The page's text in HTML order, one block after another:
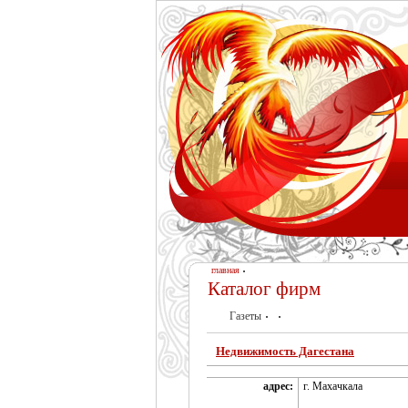
главная
Каталог фирм
Газеты
Недвижимость Дагестана
адрес: г. Махачкала